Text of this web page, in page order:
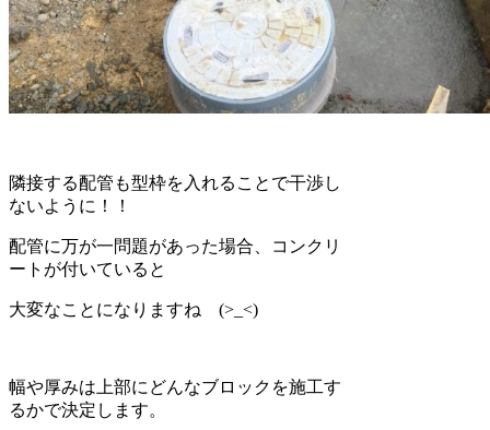
隣接する配管も型枠を入れることで干渉し
ないように！！
配管に万が一問題があった場合、コンクリ
ートが付いていると
大変なことになりますね (>_<)
幅や厚みは上部にどんなブロックを施工す
るかで決定します。